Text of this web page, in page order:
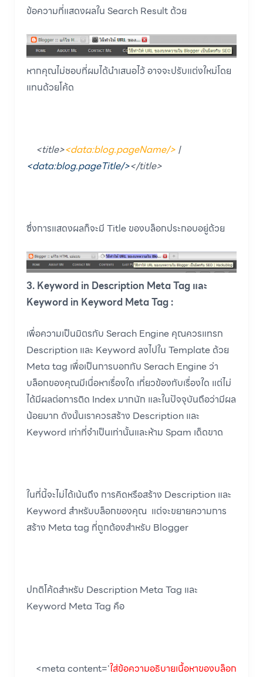
ข้อความที่แสดงผลใน Search Result ด้วย
หากคุณไม่ชอบที่ผมได้นำเสนอไว้ อาจจะปรับแต่งใหม่โดย
แทนด้วยโค้ด
<title><data:blog.pageName/> |
<data:blog.pageTitle/></title>
ซึ่งการแสดงผลก็จะมี Title ของบล็อกประกอบอยู่ด้วย
3. Keyword in Description Meta Tag และ
Keyword in Keyword Meta Tag :
เพื่อความเป็นมิตรกับ Serach Engine คุณควรแทรก
Description และ Keyword ลงไปใน Template ด้วย
Meta tag เพื่อเป็นการบอกกับ Serach Engine ว่า
บล็อกของคุณมีเนื่อหาเรื่องใด เกี่ยวข้องกับเรื่องใด แต่ไม่
ได้มีผลต่อการติด Index มากนัก และในปัจจุบันถือว่ามีผล
น้อยมาก ดังนั้นเราควรสร้าง Description และ
Keyword เท่าที่จำเป็นเท่านั้นและห้าม Spam เด็ดขาด
ในที่นี้จะไม่ได้เน้นถึง การคิดหรือสร้าง Description และ
Keyword สำหรับบล็อกของคุณ แต่จะขยายความการ
สร้าง Meta tag ที่ถูกต้องสำหรับ Blogger
ปกติโค้ดสำหรับ Description Meta Tag และ
Keyword Meta Tag คือ
<meta content='ใส่ข้อความอธิบายเนื้อหาของบล็อก